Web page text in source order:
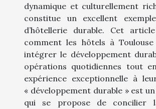
dynamique et culturellement
constitue un excellent
d’hôtellerie durable. Cet
comment les hôtels à
intégrer le développement
opérations quotidiennes tout
expérience exceptionnelle à
« développement durable » est
qui se propose de concilier